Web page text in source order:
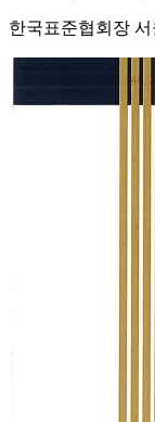
한국표준협회장